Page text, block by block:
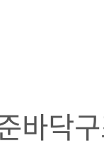
바닥